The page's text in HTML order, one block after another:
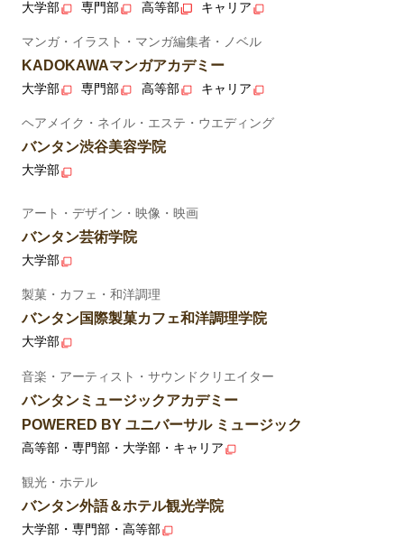
大学部 専門部 高等部 キャリア
マンガ・イラスト・マンガ編集者・ノベル
KADOKAWAマンガアカデミー
大学部 専門部 高等部 キャリア
ヘアメイク・ネイル・エステ・ウエディング
バンタン渋谷美容学院
大学部
アート・デザイン・映像・映画
バンタン芸術学院
大学部
製菓・カフェ・和洋調理
バンタン国際製菓カフェ和洋調理学院
大学部
音楽・アーティスト・サウンドクリエイター
バンタンミュージックアカデミー
POWERED BY ユニバーサル ミュージック
高等部・専門部・大学部・キャリア
観光・ホテル
バンタン外語＆ホテル観光学院
大学部・専門部・高等部